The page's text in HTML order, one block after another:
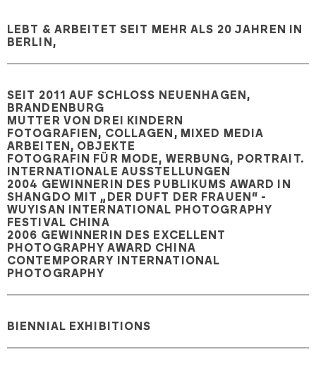
LEBT & ARBEITET SEIT MEHR ALS 20 JAHREN IN
BERLIN,
SEIT 2011 AUF SCHLOSS NEUENHAGEN,
BRANDENBURG
MUTTER VON DREI KINDERN
FOTOGRAFIEN, COLLAGEN, MIXED MEDIA
ARBEITEN, OBJEKTE
FOTOGRAFIN FÜR MODE, WERBUNG, PORTRAIT.
INTERNATIONALE AUSSTELLUNGEN
2004 GEWINNERIN DES PUBLIKUMS AWARD IN
SHANGDO MIT „DER DUFT DER FRAUEN“ -
WUYISAN INTERNATIONAL PHOTOGRAPHY
FESTIVAL CHINA
2006 GEWINNERIN DES EXCELLENT
PHOTOGRAPHY AWARD CHINA
CONTEMPORARY INTERNATIONAL
PHOTOGRAPHY
BIENNIAL EXHIBITIONS